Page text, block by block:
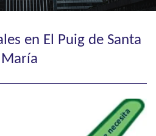
en El Puig de Santa
María